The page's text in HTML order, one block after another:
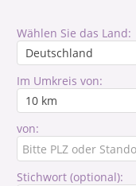
Wählen Sie das Land:
Im Umkreis von:
von:
Stichwort (optional):